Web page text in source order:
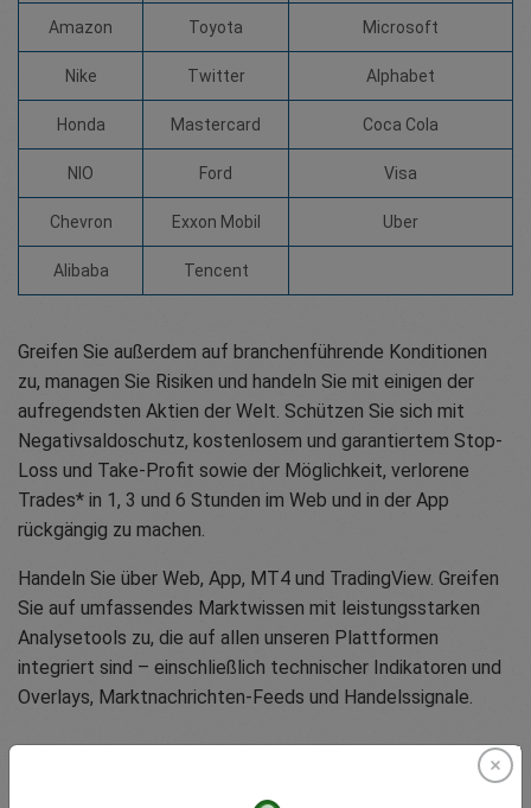
Amazon Toyota Microsoft
Nike Twitter Alphabet
Honda Mastercard Coca Cola
NIO Ford Visa
Chevron Exxon Mobil Uber
Alibaba Tencent
Greifen Sie außerdem auf branchenführende Konditionen
zu, managen Sie Risiken und handeln Sie mit einigen der
aufregendsten Aktien der Welt. Schützen Sie sich mit
Negativsaldoschutz, kostenlosem und garantiertem Stop-
Loss und Take-Profit sowie der Möglichkeit, verlorene
Trades* in 1, 3 und 6 Stunden im Web und in der App
rückgängig zu machen.
Handeln Sie über Web, App, MT4 und TradingView. Greifen
Sie auf umfassendes Marktwissen mit leistungsstarken
Analysetools zu, die auf allen unseren Plattformen
integriert sind – einschließlich technischer Indikatoren und
Overlays, Marktnachrichten-Feeds und Handelssignale.